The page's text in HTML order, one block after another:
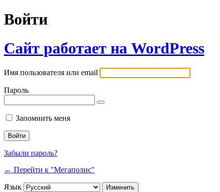
Войти
Сайт работает на WordPress
Имя пользователя или email
Пароль
Запомнить меня
Забыли пароль?
← Перейти к "Мегаполис"
Язык